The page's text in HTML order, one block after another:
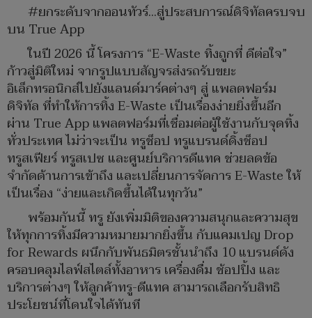
#ยกระดับจากออนทัวร์…สู่ประสบการณ์ดิจิทัลครบจบ
บน True App
ในปี 2026 นี้ โครงการ “E-Waste ทิ้งถูกที่ ดีต่อใจ”
ก้าวสู่มิติใหม่ จากรูปแบบสัญจรส่งรถรับขยะ
อิเล็กทรอนิกส์ไปยังแลนด์มาร์คต่างๆ สู่ แพลตฟอร์ม
ดิจิทัล ที่ทำให้การทิ้ง E-Waste เป็นเรื่องง่ายยิ่งขึ้นอีก
ผ่าน True App แพลตฟอร์มที่เชื่อมต่อผู้ใช้งานกับจุดทิ้ง
ทั่วประเทศ ไม่ว่าจะเป็น ทรูช็อป ทรูแบรนด์ดิ้งช็อป
ทรูสเฟียร์ ทรูสเปซ และศูนย์บริการดีแทค ช่วยลดข้อ
จำกัดด้านการเข้าถึง และเปลี่ยนการจัดการ E-Waste ให้
เป็นเรื่อง “ง่ายและเกิดขึ้นได้ในทุกวัน”
พร้อมกันนี้ ทรู ยังเพิ่มมิติของความสนุกและความสุข
ให้ทุกการทิ้งมีความหมายมากยิ่งขึ้น กับแคมเปญ Drop
for Rewards ผนึกกับพันธมิตรชั้นนำถึง 10 แบรนด์ดัง
ครอบคลุมไลฟ์สไตล์ทั้งอาหาร เครื่องดื่ม ช้อปปิ้ง และ
บริการต่างๆ ให้ลูกค้าทรู-ดีแทค สามารถเลือกรับสิทธิ
ประโยชน์ที่โดนใจได้ทันที